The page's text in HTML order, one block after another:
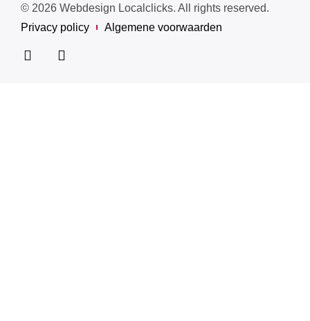
© 2026 Webdesign Localclicks. All rights reserved.
Privacy policy
Algemene voorwaarden